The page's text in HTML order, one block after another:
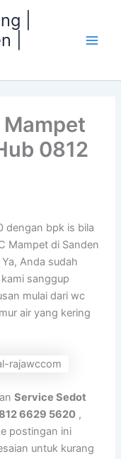
|
|
0812
dengan bpk is bila
Mampet di Sanden
Anda sudah
sanggup
mulai dari wc
air yang kering
Service Sedot
6629 5620 ,
postingan ini
untuk kurang